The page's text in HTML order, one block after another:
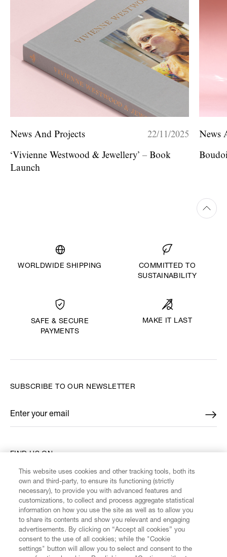
News And Projects 22/11/2025
‘Vivienne Westwood & Jewellery’ – Book
Launch
News
WORLDWIDE SHIPPING
COMMITTED TO
SUSTAINABILITY
SAFE & SECURE
PAYMENTS
MAKE IT LAST
CUSTOMER SERVICE
LEGAL
FIND US ON
SUBSCRIBE TO OUR NEWSLETTER
Enter your email
*
This website uses cookies and other tracking tools, both its
own and third-party, to ensure its functioning (strictly
necessary), to provide you with advanced features and
customizations, to collect and process aggregate statistical
information on how you use the site as well as to allow you
to share its contents and show you relevant and engaging
advertisements. By clicking on “Accept all cookies” you
consent to the use of all cookies; while the "Cookie
settings" button will allow you to select and consent to the